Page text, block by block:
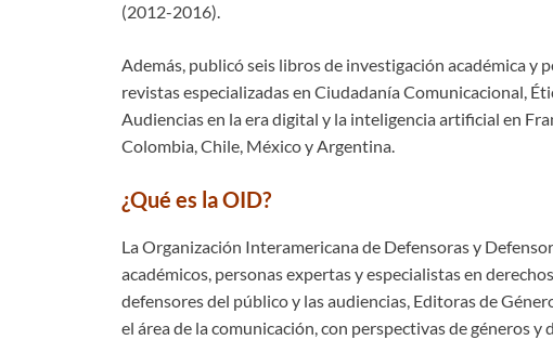
(2012-2016).
Además, publicó seis libros de investigación académica y
revistas especializadas en Ciudadanía Comunicacional,
Audiencias en la era digital y la inteligencia artificial en
Colombia, Chile, México y Argentina.
¿Qué es la OID?
La Organización Interamericana de Defensoras y
académicos, personas expertas y especialistas en
defensores del público y las audiencias, Editoras de
el área de la comunicación, con perspectivas de géneros